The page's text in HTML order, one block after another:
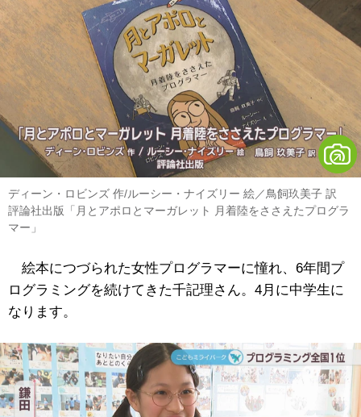
ディーン・ロビンズ 作/ルーシー・ナイズリー 絵／鳥飼玖美子 訳
評論社出版「月とアポロとマーガレット 月着陸をささえたプログラ
マー」
絵本につづられた女性プログラマーに憧れ、6年間プ
ログラミングを続けてきた千記理さん。4月に中学生に
なります。